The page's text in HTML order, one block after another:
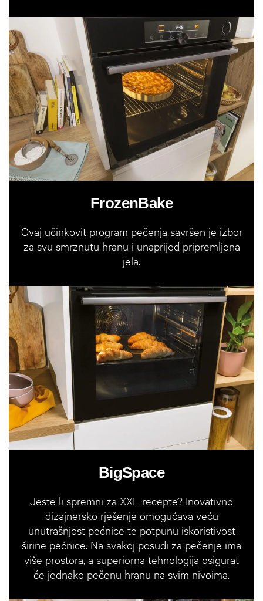
FrozenBake
Ovaj učinkovit program pečenja savršen je izbor
za svu smrznutu hranu i unaprijed pripremljena
jela.
BigSpace
Jeste li spremni za XXL recepte? Inovativno
dizajnersko rješenje omogućava veću
unutrašnjost pećnice te potpunu iskoristivost
širine pećnice. Na svakoj posudi za pečenje ima
više prostora, a superiorna tehnologija osigurat
će jednako pečenu hranu na svim nivoima.